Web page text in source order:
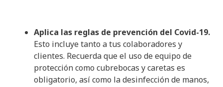
Aplica las reglas de prevención del Covid-19.
Esto incluye tanto a tus colaboradores y
clientes. Recuerda que el uso de equipo de
protección como cubrebocas y caretas es
obligatorio, así como la desinfección de manos,